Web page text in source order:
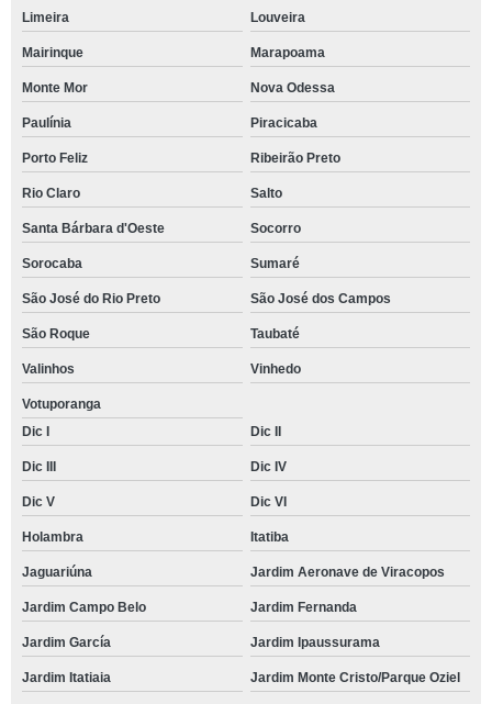
Limeira Louveira
Mairinque Marapoama
Monte Mor Nova Odessa
Paulínia Piracicaba
Porto Feliz Ribeirão Preto
Rio Claro Salto
Santa Bárbara d'Oeste Socorro
Sorocaba Sumaré
São José do Rio Preto São José dos Campos
São Roque Taubaté
Valinhos Vinhedo
Votuporanga
Dic I
Dic II
Dic III Dic IV
Dic V Dic VI
Holambra Itatiba
Jaguariúna Jardim Aeronave de Viracopos
Jardim Campo Belo Jardim Fernanda
Jardim García Jardim Ipaussurama
Jardim Itatiaia Jardim Monte Cristo/Parque Oziel